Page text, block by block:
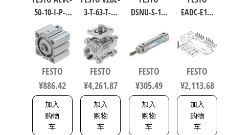
50-10-I-P-A
短行程气
缸 行程
10mm 缸径
50mm
VDMA 24562
188252
FESTO
¥886.42
加入
购物
车
3-T-63-T-2-
F0710-
V15V16 不
锈钢球阀
行程63mm
符合ISO
5211 0710
FESTO
¥4,261.87
加入
购物
车
DSNU-S-16-
气缸 行程
40mm 缸径
ISO 6432 /
CETOP RP 52
P 5216093
FESTO
¥305.49
加入
购物
车
EADC-E16-
业自动化
零部件 规
8047581
FESTO
¥2,113.68
加入
购物
车